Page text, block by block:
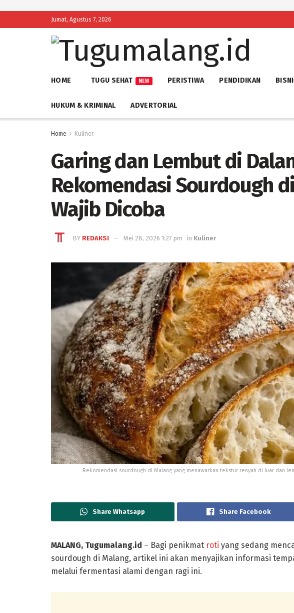
Jumat, Agustus 7, 2026
HOME TUGU SEHAT NEW PERISTIWA PENDIDIKAN
HUKUM & KRIMINAL ADVERTORIAL
Home Kuliner
Garing dan Lembut di
Rekomendasi Sourdough
Wajib Dicoba
BY REDAKSI Mei 28, 2026 1:27 pm in Kuliner
Rekomendasi sourdough di Malang yang menawarkan tekstur renyah di luar dan
Share Whatsapp Share Facebook
MALANG, Tugumalang.id – Bagi penikmat roti yang sedang
sourdough di Malang, artikel ini akan menyajikan informasi
melalui fermentasi alami dengan ragi ini.